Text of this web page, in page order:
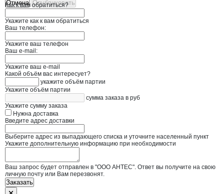
Отмена Опубликовать
Как к вам обратиться?
Укажите как к вам обратиться
Ваш телефон:
Укажите ваш телефон
Ваш e-mail:
Укажите ваш e-mail
Какой объём вас интересует?
укажите объём партии
Укажите объём партии
сумма заказа в руб
Укажите сумму заказа
Нужна доставка
Введите адрес доставки
Выберите адрес из выпадающего списка и уточните населенный пункт
Укажите дополнительную информацию при необходимости
Ваш запрос будет отправлен в "ООО АНТЕС". Ответ вы получите на свою
личную почту или Вам перезвонят.
Заказать